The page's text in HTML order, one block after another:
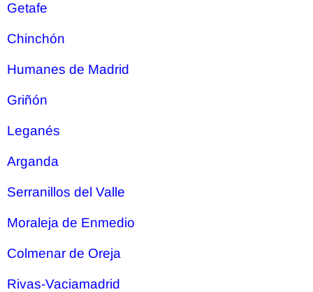
Getafe
Chinchón
Humanes de Madrid
Griñón
Leganés
Arganda
Serranillos del Valle
Moraleja de Enmedio
Colmenar de Oreja
Rivas-Vaciamadrid